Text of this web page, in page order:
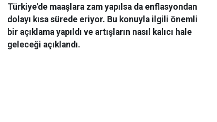
Türkiye'de maaşlara zam yapılsa da enflasyondan
dolayı kısa sürede eriyor. Bu konuyla ilgili önemli
bir açıklama yapıldı ve artışların nasıl kalıcı hale
geleceği açıklandı.